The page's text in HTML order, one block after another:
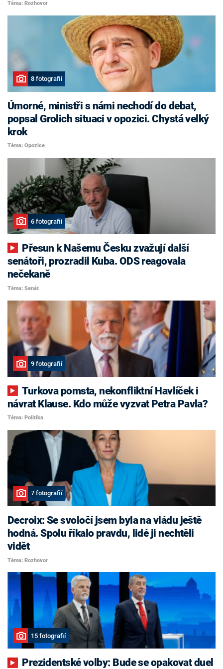
Téma: Rozhovor
8 fotografií
Úmorné, ministři s námi nechodí do debat,
popsal Grolich situaci v opozici. Chystá velký
krok
Téma: Opozice
6 fotografií
senátoři, prozradil Kuba. ODS reagovala
nečekaně
Téma: Senát
9 fotografií
Turkova pomsta, nekonfliktní Havlíček i
návrat Klause. Kdo může vyzvat Petra Pavla?
Téma: Politika
7 fotografií
Decroix: Se svoločí jsem byla na vládu ještě
hodná. Spolu říkalo pravdu, lidé ji nechtěli
vidět
Téma: Rozhovor
15 fotografií